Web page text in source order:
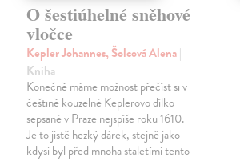
O šestiúhelné sněhové
vločce
Kepler Johannes, Šolcová Alena|
Kniha
Konečně máme možnost přečíst si v
češtině kouzelné Keplerovo dílko
sepsané v Praze nejspíše roku 1610.
Je to jistě hezký dárek, stejně jako
kdysi byl před mnoha staletími tento